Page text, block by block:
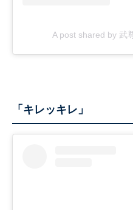
A post shared by 武
「キレッキレ」